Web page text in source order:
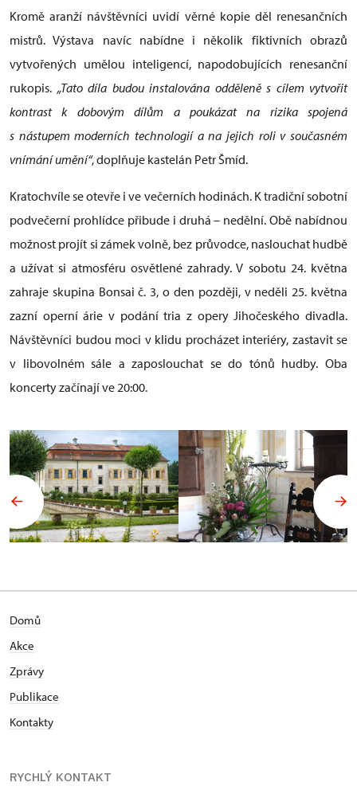
Kromě aranží návštěvníci uvidí věrné kopie děl renesančních
mistrů. Výstava navíc nabídne i několik fiktivních obrazů
vytvořených umělou inteligencí, napodobujících renesanční
rukopis. „Tato díla budou instalována odděleně s cílem vytvořit
kontrast k dobovým dílům a poukázat na rizika spojená
s nástupem moderních technologií a na jejich roli v současném
vnímání umění“, doplňuje kastelán Petr Šmíd.
Kratochvíle se otevře i ve večerních hodinách. K tradiční sobotní
podvečerní prohlídce přibude i druhá – nedělní. Obě nabídnou
možnost projít si zámek volně, bez průvodce, naslouchat hudbě
a užívat si atmosféru osvětlené zahrady. V sobotu 24. května
zahraje skupina Bonsai č. 3, o den později, v neděli 25. května
zazní operní árie v podání tria z opery Jihočeského divadla.
Návštěvníci budou moci v klidu procházet interiéry, zastavit se
v libovolném sále a zaposlouchat se do tónů hudby. Oba
koncerty začínají ve 20:00.
Domů
Akce
Zprávy
Publikace
Kontakty
RYCHLÝ KONTAKT